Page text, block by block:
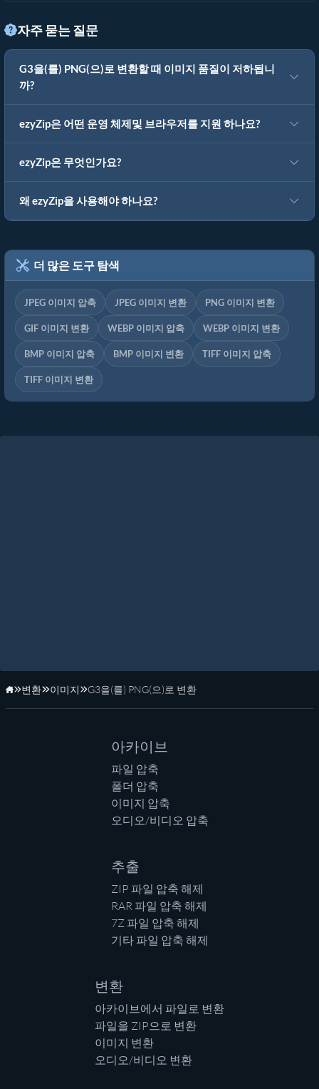
자주 묻는 질문
G3을(를) PNG(으)로 변환할 때 이미지 품질이 저하됩니
까?
ezyZip은 어떤 운영 체제및 브라우저를 지원 하나요?
ezyZip은 무엇인가요?
왜 ezyZip을 사용해야 하나요?
더 많은 도구 탐색
JPEG 이미지 압축 JPEG 이미지 변환 PNG 이미지 변환
GIF 이미지 변환 WEBP 이미지 압축 WEBP 이미지 변환
BMP 이미지 압축 BMP 이미지 변환 TIFF 이미지 압축
TIFF 이미지 변환
홈페이지
변환 이미지 G3을(를) PNG(으)로 변환
아카이브
파일 압축
폴더 압축
이미지 압축
오디오/비디오 압축
추출
ZIP 파일 압축 해제
RAR 파일 압축 해제
7Z 파일 압축 해제
기타 파일 압축 해제
변환
아카이브에서 파일로 변환
파일을 ZIP으로 변환
이미지 변환
오디오/비디오 변환